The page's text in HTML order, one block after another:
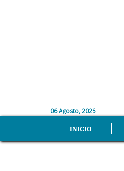
06 Agosto, 2026
INICIO